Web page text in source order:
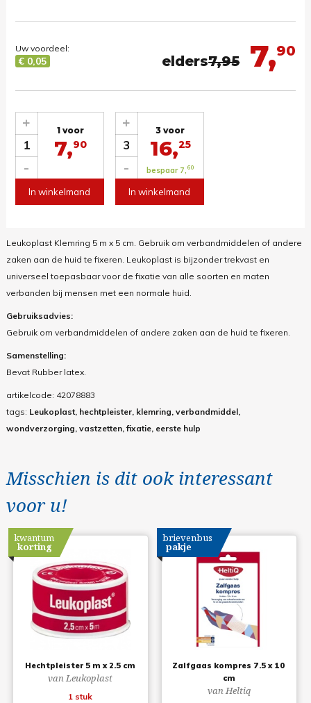
7,90
elders7,95
Uw voordeel:
€ 0,05
1
-
+ 1 voor
7,90
In winkelmand
3
-
+ 3 voor
16,25
bespaar 7, 60
In winkelmand
Leukoplast Klemring 5 m x 5 cm. Gebruik om verbandmiddelen of andere
zaken aan de huid te fixeren. Leukoplast is bijzonder trekvast en
universeel toepasbaar voor de fixatie van alle soorten en maten
verbanden bij mensen met een normale huid.
Gebruiksadvies:
Gebruik om verbandmiddelen of andere zaken aan de huid te fixeren.
Samenstelling:
Bevat Rubber latex.
artikelcode: 42078883
tags: Leukoplast, hechtpleister, klemring, verbandmiddel,
wondverzorging, vastzetten, fixatie, eerste hulp
Misschien is dit ook interessant
voor u!
Hechtpleister 5 m x 2.5 cm
van Leukoplast
1 stuk
kwantum
korting
Zalfgaas kompres 7.5 x 10
cm
van Heltiq
brievenbus
pakje